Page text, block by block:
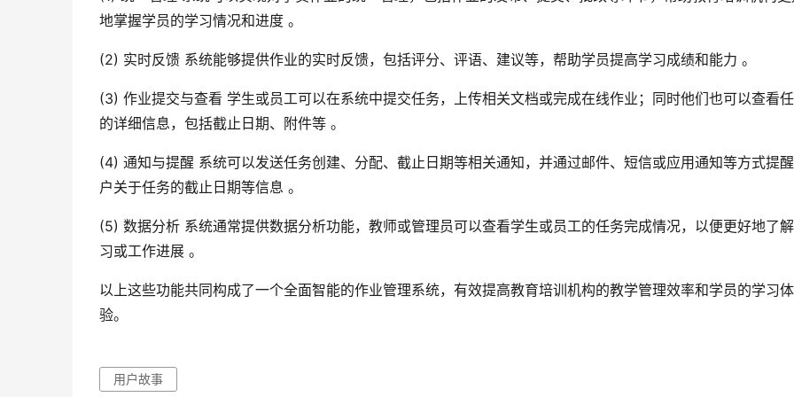
地掌握学员的学习情况和进度 。
(2) 实时反馈 系统能够提供作业的实时反馈，包括评分、评语、建议等，帮助学员提高学习成绩和能力 。
(3) 作业提交与查看 学生或员工可以在系统中提交任务，上传相关文档或完成在线作业；同时他们也可以查看
的详细信息，包括截止日期、附件等 。
(4) 通知与提醒 系统可以发送任务创建、分配、截止日期等相关通知，并通过邮件、短信或应用通知等方式提
户关于任务的截止日期等信息 。
(5) 数据分析 系统通常提供数据分析功能，教师或管理员可以查看学生或员工的任务完成情况，以便更好地了
习或工作进展 。
以上这些功能共同构成了一个全面智能的作业管理系统，有效提高教育培训机构的教学管理效率和学员的学习体
验。
用户故事